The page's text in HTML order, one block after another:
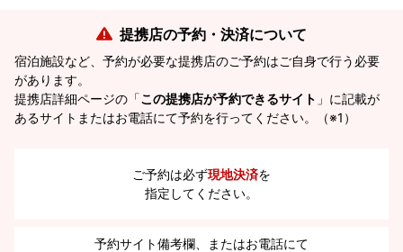
提携店の予約・決済について
宿泊施設など、予約が必要な提携店のご予約はご自身で行う必要
があります。
提携店詳細ページの「この提携店が予約できるサイト 」に記載が
あるサイトまたはお電話にて予約を行ってください。（※1）
ご予約は必ず現地決済を
指定してください。
予約サイト備考欄、またはお電話にて